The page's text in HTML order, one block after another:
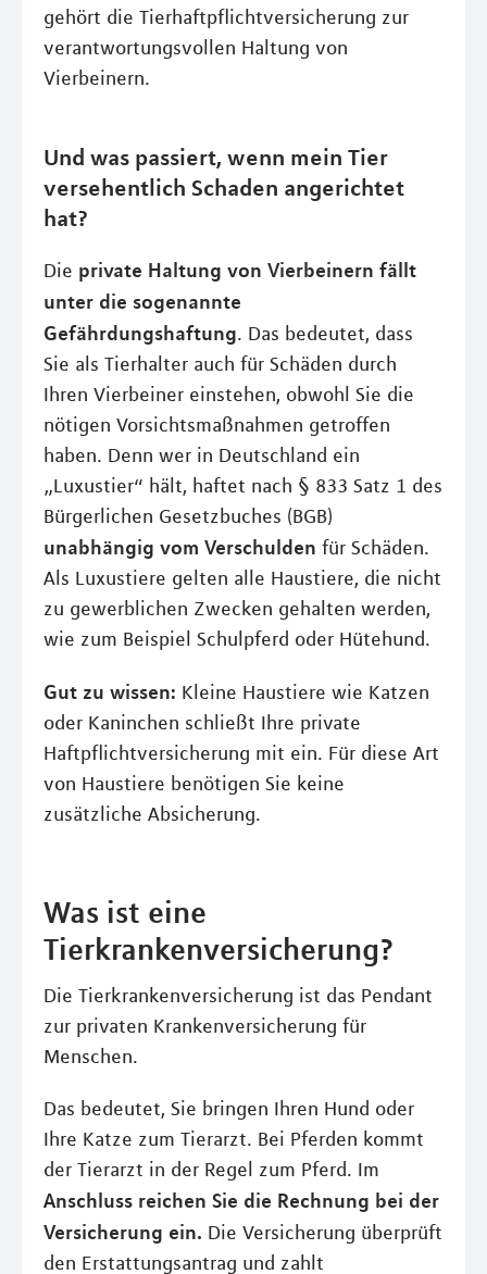
gehört die Tierhaftpflichtversicherung zur
verantwortungsvollen Haltung von
Vierbeinern.
Und was passiert, wenn mein Tier
versehentlich Schaden angerichtet
hat?
Die private Haltung von Vierbeinern fällt
unter die sogenannte
Gefährdungshaftung. Das bedeutet, dass
Sie als Tierhalter auch für Schäden durch
Ihren Vierbeiner einstehen, obwohl Sie die
nötigen Vorsichtsmaßnahmen getroffen
haben. Denn wer in Deutschland ein
„Luxustier“ hält, haftet nach § 833 Satz 1 des
Bürgerlichen Gesetzbuches (BGB)
unabhängig vom Verschulden für Schäden.
Als Luxustiere gelten alle Haustiere, die nicht
zu gewerblichen Zwecken gehalten werden,
wie zum Beispiel Schulpferd oder Hütehund.
Gut zu wissen: Kleine Haustiere wie Katzen
oder Kaninchen schließt Ihre private
Haftpflichtversicherung mit ein. Für diese Art
von Haustiere benötigen Sie keine
zusätzliche Absicherung.
Was ist eine
Tierkrankenversicherung?
Die Tierkrankenversicherung ist das Pendant
zur privaten Krankenversicherung für
Menschen.
Das bedeutet, Sie bringen Ihren Hund oder
Ihre Katze zum Tierarzt. Bei Pferden kommt
der Tierarzt in der Regel zum Pferd. Im
Anschluss reichen Sie die Rechnung bei der
Versicherung ein. Die Versicherung überprüft
den Erstattungsantrag und zahlt